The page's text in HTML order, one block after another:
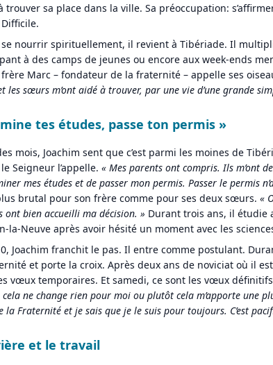
trouver sa place dans la ville. Sa préoccupation:
se nourrir spirituellement, il revient à Tibériade. Il
à des camps de jeunes ou encore aux week-ends
Marc – fondateur de la fraternité – appelle ses
les sœurs m’ont aidé à trouver, par une vie d’une grande
tes études, passe ton permis »
mois, Joachim sent que c’est parmi les moines de
Seigneur l’appelle. « Mes parents ont compris. Ils m’ont
mes études et de passer mon permis. Passer le permis
brutal pour son frère comme pour ses deux sœurs. «
ont bien accueilli ma décision. » Durant trois ans, il étudie
la-Neuve après avoir hésité un moment avec les
Joachim franchit le pas. Il entre comme postulant.
et porte la croix. Après deux ans de noviciat où il
vœux temporaires. Et samedi, ce sont les vœux
cela ne change rien pour moi ou plutôt cela m’apporte une
la Fraternité et je sais que je le suis pour toujours. C’est
et le travail